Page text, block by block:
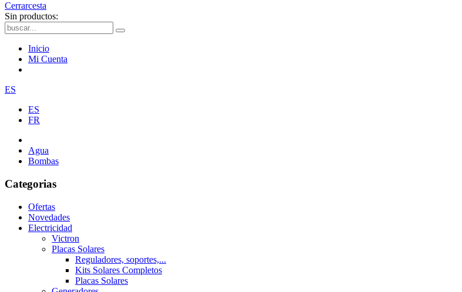
Cerrarcesta
Sin productos:
Inicio
Mi Cuenta
ES
ES
FR
Agua
Bombas
Categorias
Ofertas
Novedades
Electricidad
Victron
Placas Solares
Reguladores, soportes,...
Kits Solares Completos
Placas Solares